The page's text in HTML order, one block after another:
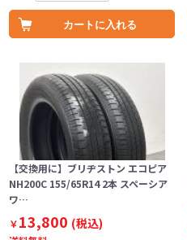
カートに入れる
【交換用に】ブリヂストン エコピア
NH200C 155/65R14 2本 スペーシア
ワ…
￥13,800 (税込)